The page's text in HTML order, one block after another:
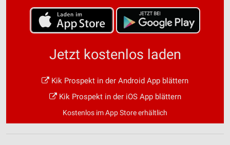
Jetzt kostenlos laden
Kik Prospekt in der Android App blättern
Kik Prospekt in der iOS App blättern
Kostenlos im App Store erhältlich